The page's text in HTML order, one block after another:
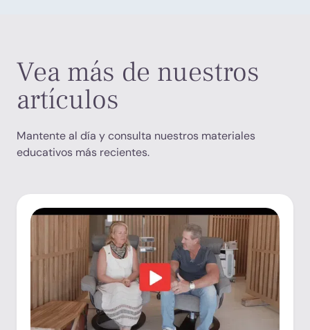
Vea más de nuestros
artículos
Mantente al día y consulta nuestros materiales
educativos más recientes.